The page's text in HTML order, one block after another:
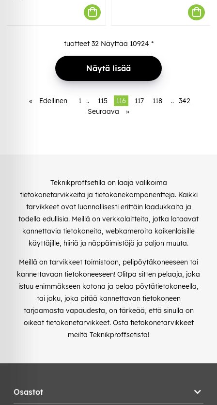
tuotteet 32Näyttää 10924 *
Näytä lisää
« Edellinen 1 .. 115 116 117 118 .. 342
Seuraava
»
Teknikproffsetilla on laaja valikoima
tietokonetarvikkeita ja tietokonekomponentteja. Kaikki
tarvikkeet ovat luonnollisesti erittäin laadukkaita ja
todella edullisia. Meillä on verkkolaitteita, jotka lataavat
kannettavia tietokoneita, webkameroita kaikenlaisille
käyttäjille, hiiriä ja näppäimistöjä ja paljon muuta.
Meillä on tarvikkeet toimistoon, pelipöytäkoneeseen tai
kannettavaan tietokoneeseen! Olitpa sitten pelaaja, joka
istuu enimmäkseen kotona ja pelaa pöytätietokoneella,
tai joku, joka pitää kannettavan tietokoneen
tarjoamasta vapaudesta, on tärkeää, että sinulla on
oikeat tietokonetarvikkeet. Osta tietokonetarvikkeet
meiltä Teknikproffsetista!
Osastot